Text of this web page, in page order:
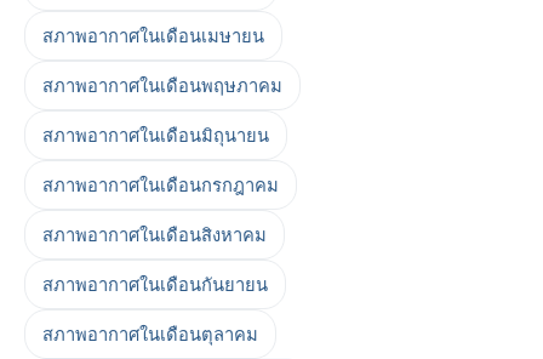
สภาพอากาศในเดือนเมษายน
สภาพอากาศในเดือนพฤษภาคม
สภาพอากาศในเดือนมิถุนายน
สภาพอากาศในเดือนกรกฎาคม
สภาพอากาศในเดือนสิงหาคม
สภาพอากาศในเดือนกันยายน
สภาพอากาศในเดือนตุลาคม